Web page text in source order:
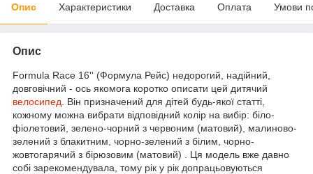
Опис Характеристики Доставка Оплата Умови
Опис
Formula Race 16'' (Формула Рейс) недорогий, надійний,
довговічний - ось якомога коротко описати цей дитячий
велосипед . Він призначений для дітей будь-якої статті,
кожному можна вибрати відповідний колір на вибір: біло-
фіолетовий, зелено-чорний з червоним (матовий), малиново-
зелений з блакитним, чорно-зелений з білим, чорно-
жовтогарячий з бірюзовим (матовий) . Ця модель вже давно
собі зарекомендувала, тому рік у рік допрацьовуються